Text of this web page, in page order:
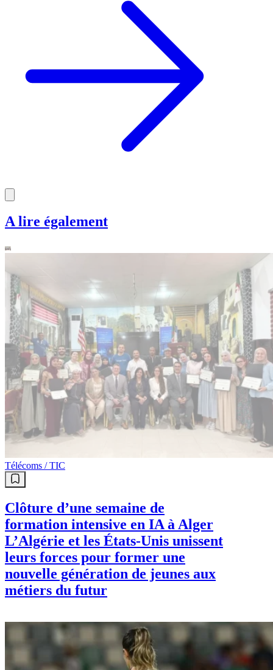
A lire également
Télécoms / TIC
Clôture d’une semaine de
formation intensive en IA à Alger
L’Algérie et les États-Unis unissent
leurs forces pour former une
nouvelle génération de jeunes aux
métiers du futur